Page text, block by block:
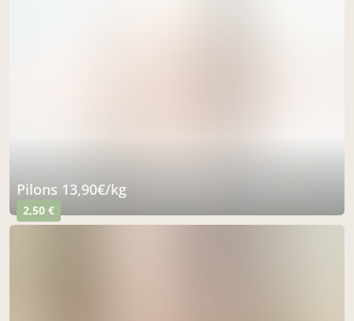
pilons 13,90€/kg
2,50 €